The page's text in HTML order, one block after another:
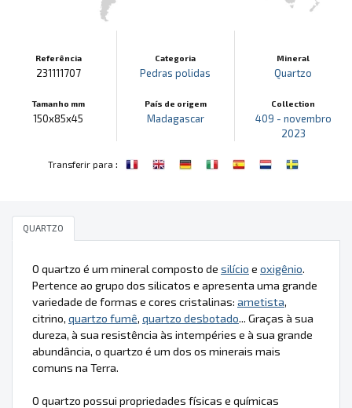
Referência
231111707
Tamanho mm
150x85x45
Categoria
Pedras polidas
País de origem
Madagascar
Mineral
Quartzo
Collection
409 - novembro
2023
Transferir para :
QUARTZO
O quartzo é um mineral composto de silício e oxigênio.
Pertence ao grupo dos silicatos e apresenta uma grande
variedade de formas e cores cristalinas: ametista,
citrino, quartzo fumê, quartzo desbotado... Graças à sua
dureza, à sua resistência às intempéries e à sua grande
abundância, o quartzo é um dos os minerais mais
comuns na Terra.
O quartzo possui propriedades físicas e químicas